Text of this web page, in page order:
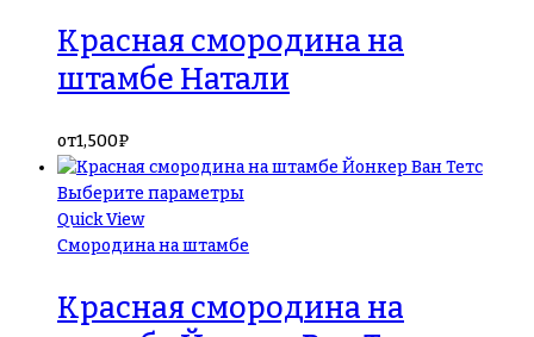
Красная смородина на
штамбе Натали
от1,500₽
Выберите параметры
Quick View
Смородина на штамбе
Красная смородина на